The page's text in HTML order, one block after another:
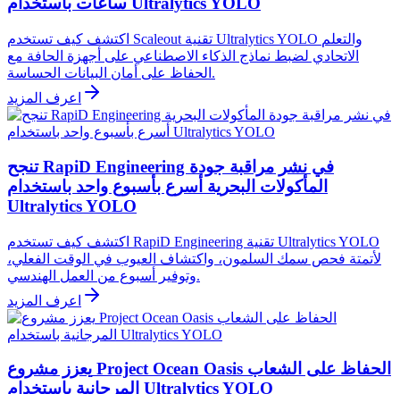
اكتشف كيف تستخدم Scaleout تقنية Ultralytics YOLO والتعلم
الاتحادي لضبط نماذج الذكاء الاصطناعي على أجهزة الحافة مع
الحفاظ على أمان البيانات الحساسة.
اعرف المزيد
تنجح RapiD Engineering في نشر مراقبة جودة
المأكولات البحرية أسرع بأسبوع واحد باستخدام
Ultralytics YOLO
اكتشف كيف تستخدم RapiD Engineering تقنية Ultralytics YOLO
لأتمتة فحص سمك السلمون، واكتشاف العيوب في الوقت الفعلي،
وتوفير أسبوع من العمل الهندسي.
اعرف المزيد
يعزز مشروع Project Ocean Oasis الحفاظ على الشعاب
المرجانية باستخدام Ultralytics YOLO